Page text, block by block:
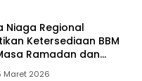
Niaga Regional
Ketersediaan BBM
Ramadan dan
Maret 2026